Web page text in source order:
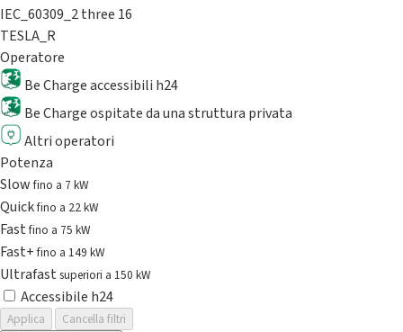
IEC_60309_2 three 16
TESLA_R
Operatore
Be Charge accessibili h24
Be Charge ospitate da una struttura privata
Altri operatori
Potenza
Slowfino a 7 kW
Quickfino a 22 kW
Fastfino a 75 kW
Fast+fino a 149 kW
Ultrafast superiori a 150 kW
Accessibile h24
Applica
Cancella filtri